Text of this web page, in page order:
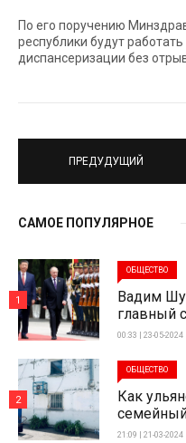
По его поручению
республики будут
диспансеризации без
ПРЕДУДУЩИЙ
САМОЕ ПОПУЛЯРНОЕ
ОБЩЕСТВО
Вадим
главный
00:33 | 23-05-2024
1
ОБЩЕСТВО
Как
21:09 | 21-03-2024
2